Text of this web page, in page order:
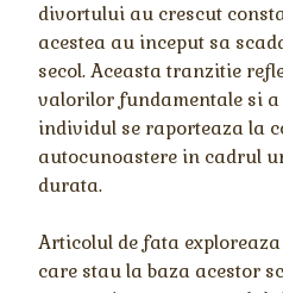
divortului au crescut
acestea au inceput sa
secol. Aceasta tranzitie
valorilor fundamentale si
individul se raporteaza la
autocunoastere in cadrul
durata.
Articolul de fata
care stau la baza acestor